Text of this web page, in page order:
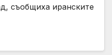
съобщиха иранските